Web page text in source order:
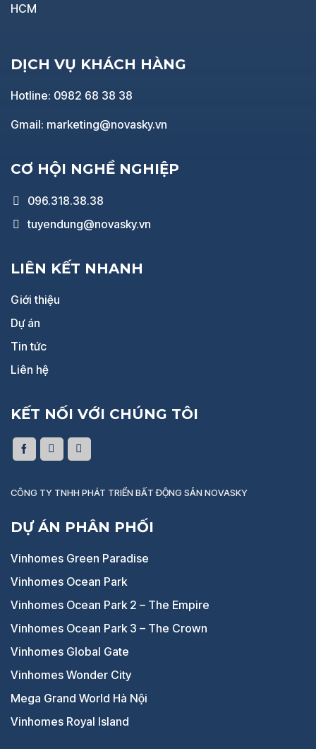
HCM
DỊCH VỤ KHÁCH HÀNG
Hotline: 0982 68 38 38
Gmail: marketing@novasky.vn
CƠ HỘI NGHỀ NGHIỆP
096.318.38.38
tuyendung@novasky.vn
LIÊN KẾT NHANH
Giới thiệu
Dự án
Tin tức
Liên hệ
KẾT NỐI VỚI CHÚNG TÔI
CÔNG TY TNHH PHÁT TRIỂN BẤT ĐỘNG SẢN NOVASKY
DỰ ÁN PHÂN PHỐI
Vinhomes Green Paradise
Vinhomes Ocean Park
Vinhomes Ocean Park 2 – The Empire
Vinhomes Ocean Park 3 – The Crown
Vinhomes Global Gate
Vinhomes Wonder City
Mega Grand World Hà Nội
Vinhomes Royal Island